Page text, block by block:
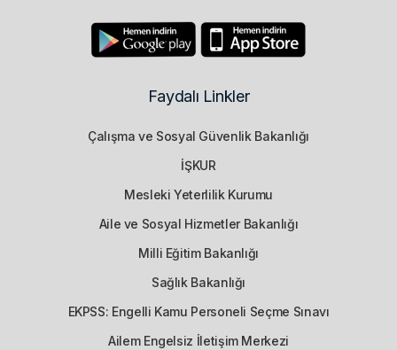
Faydalı Linkler
Çalışma ve Sosyal Güvenlik Bakanlığı
İŞKUR
Mesleki Yeterlilik Kurumu
Aile ve Sosyal Hizmetler Bakanlığı
Milli Eğitim Bakanlığı
Sağlık Bakanlığı
EKPSS: Engelli Kamu Personeli Seçme Sınavı
Ailem Engelsiz İletişim Merkezi